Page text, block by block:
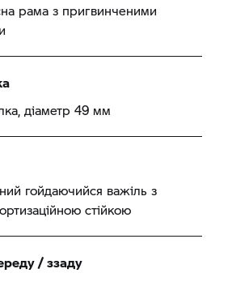
рама з пригвинченими
діаметр 49 мм
гойдаючийся важіль з
стійкою
/ ззаду